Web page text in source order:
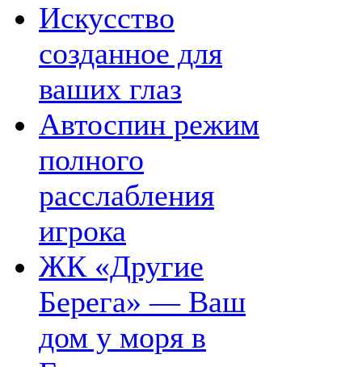
Искусство
созданное для
ваших глаз
Автоспин режим
полного
расслабления
игрока
ЖК «Другие
Берега» — Ваш
дом у моря в